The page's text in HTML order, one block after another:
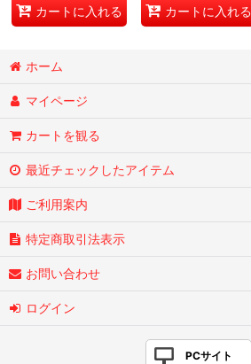
カートに入れる カートに入れる
ホーム
マイページ
カートを観る
最近チェックしたアイテム
ご利用案内
特定商取引法表示
お問い合わせ
ログイン
PCサイト